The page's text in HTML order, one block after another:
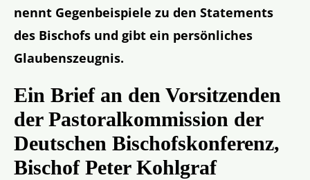
nennt Gegenbeispiele zu den Statements
des Bischofs und gibt ein persönliches
Glaubenszeugnis.
Ein Brief an den Vorsitzenden
der Pastoralkommission der
Deutschen Bischofskonferenz,
Bischof Peter Kohlgraf